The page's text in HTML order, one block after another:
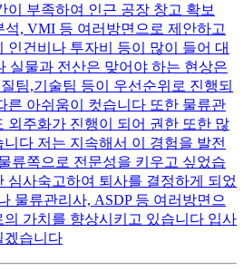
이 부족하여 인근 공장 창고 확보
석, VMI 등 여러방면으로 제안하고
인건비나 투자비 등이 많이 들어 대
실물과 전산은 맞어야 하는 현상은
팀,기술팀 등이 우선순위로 진행되
른 아쉬움이 컷습니다 또한 물류관
외주화가 진행이 되어 권한 또한 많
다 저는 지속해서 이 경험을 발전
류쪽으로 전문성을 키우고 싶었습
심사숙고하여 퇴사를 결정하게 되었
물류관리사, ASDP 등 여러방면으
의 가치를 향상시키고 있습니다 입사
겠습니다